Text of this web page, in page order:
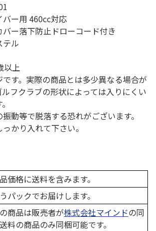
ー用 460cc対応
ー落下防止ドローコード付き
ル
以上
す。実際の商品とは多少異なる場合が
フクラブの形状によっては入りにくい
動等で脱落する恐れがございます。
かり入れて下さい。
価格に送料を含みます。
パックでお届けします。
商品は販売者が株式会社マインドの同
料の商品のみ同梱可能です。